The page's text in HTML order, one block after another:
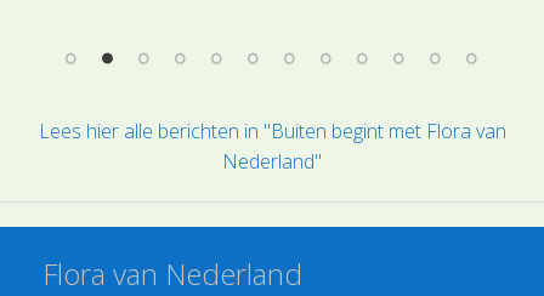
Lees hier alle berichten in "Buiten begint met Flora van
Nederland"
Flora van Nederland